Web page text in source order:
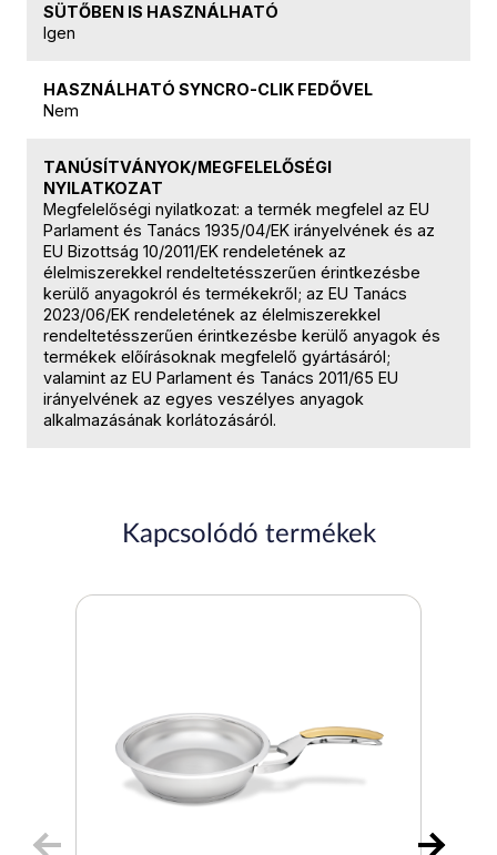
SÜTŐBEN IS HASZNÁLHATÓ
Igen
HASZNÁLHATÓ SYNCRO-CLIK FEDŐVEL
Nem
TANÚSÍTVÁNYOK/MEGFELELŐSÉGI
NYILATKOZAT
Megfelelőségi nyilatkozat: a termék megfelel az EU
Parlament és Tanács 1935/04/EK irányelvének és az
EU Bizottság 10/2011/EK rendeletének az
élelmiszerekkel rendeltetésszerűen érintkezésbe
kerülő anyagokról és termékekről; az EU Tanács
2023/06/EK rendeletének az élelmiszerekkel
rendeltetésszerűen érintkezésbe kerülő anyagok és
termékek előírásoknak megfelelő gyártásáról;
valamint az EU Parlament és Tanács 2011/65 EU
irányelvének az egyes veszélyes anyagok
alkalmazásának korlátozásáról.
Kapcsolódó termékek